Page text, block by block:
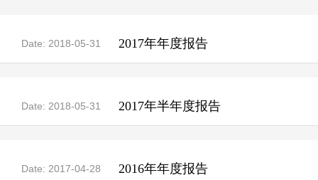
Date: 2018-05-31 2017年年度报告
Date: 2018-05-31 2017年半年度报告
Date: 2017-04-28 2016年年度报告